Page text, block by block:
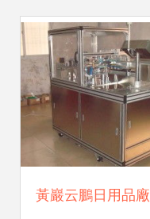
黃巖云鵬日用品廠